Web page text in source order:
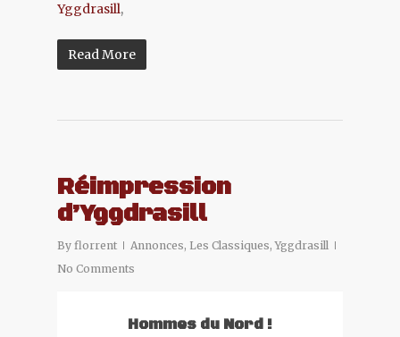
Yggdrasill,
Read More
Réimpression
d’Yggdrasill
By florrent Annonces, Les Classiques,Yggdrasill
No Comments
Hommes du Nord !